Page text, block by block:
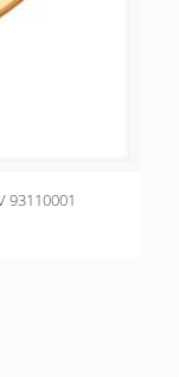
93110001